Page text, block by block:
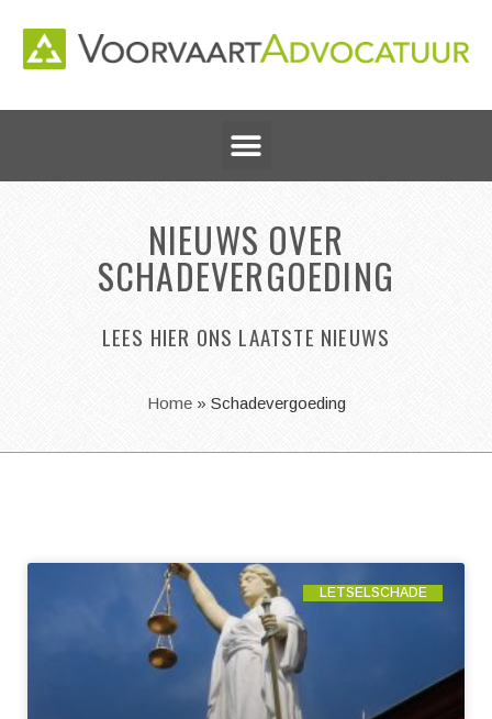
NIEUWS OVER
SCHADEVERGOEDING
LEES HIER ONS LAATSTE NIEUWS
Home» Schadevergoeding
LETSELSCHADE